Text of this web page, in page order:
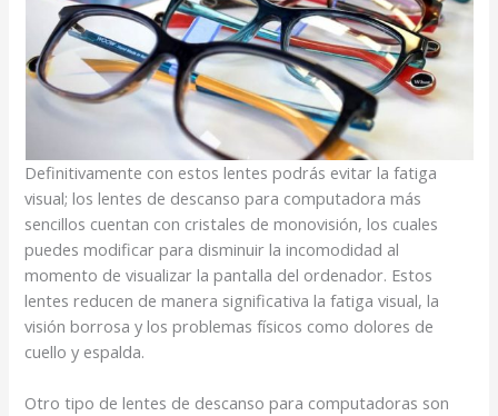
Definitivamente con estos lentes podrás evitar la fatiga
visual; los lentes de descanso para computadora más
sencillos cuentan con cristales de monovisión, los cuales
puedes modificar para disminuir la incomodidad al
momento de visualizar la pantalla del ordenador. Estos
lentes reducen de manera significativa la fatiga visual, la
visión borrosa y los problemas físicos como dolores de
cuello y espalda.
Otro tipo de lentes de descanso para computadoras son